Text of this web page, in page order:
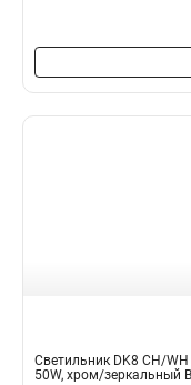
Светильник DK8 CH/
50W, хром/зеркальный